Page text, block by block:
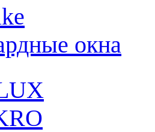
окна